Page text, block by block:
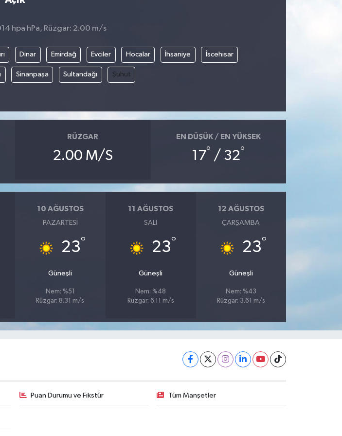
hpa hPa, Rüzgar: 2.00 m/s
Dinar Emirdağ Evciler Hocalar İhsaniye İscehisar
Sinanpaşa Sultandağı Şuhut
RÜZGAR
2.00 M/S
EN DÜŞÜK / EN YÜKSEK
17° / 32°
10 AĞUSTOS
PAZARTESI
23°
Güneşli
Nem: %51
Rüzgar: 8.31 m/s
11 AĞUSTOS
SALI
23°
Güneşli
Nem: %48
Rüzgar: 6.11 m/s
12 AĞUSTOS
ÇARŞAMBA
23°
Güneşli
Nem: %43
Rüzgar: 3.61 m/s
Puan Durumu ve Fikstür Tüm Manşetler